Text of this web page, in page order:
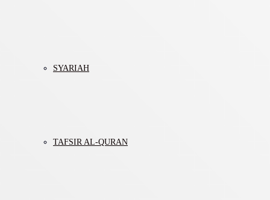
SYARIAH
TAFSIR AL-QURAN